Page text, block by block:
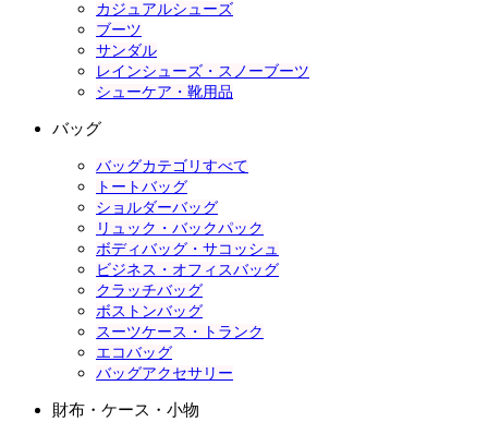
カジュアルシューズ
ブーツ
サンダル
レインシューズ・スノーブーツ
シューケア・靴用品
バッグ
バッグカテゴリすべて
トートバッグ
ショルダーバッグ
リュック・バックパック
ボディバッグ・サコッシュ
ビジネス・オフィスバッグ
クラッチバッグ
ボストンバッグ
スーツケース・トランク
エコバッグ
バッグアクセサリー
財布・ケース・小物